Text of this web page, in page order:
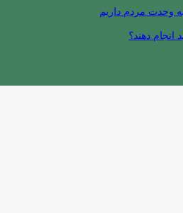
وحدت مردم داریم
دهند؟